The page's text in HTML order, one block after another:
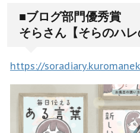
■ブログ部門優秀賞
そらさん【そらのハレ
https://